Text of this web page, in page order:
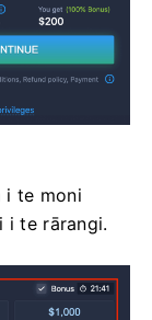
i te moni
i te rārangi.